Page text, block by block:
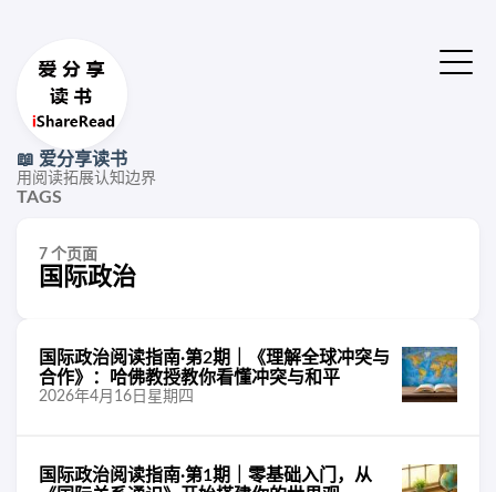
📖 爱分享读书
用阅读拓展认知边界
TAGS
7 个页面
国际政治
国际政治阅读指南·第2期｜《理解全球冲突与
合作》：哈佛教授教你看懂冲突与和平
2026年4月16日星期四
国际政治阅读指南·第1期｜零基础入门，从